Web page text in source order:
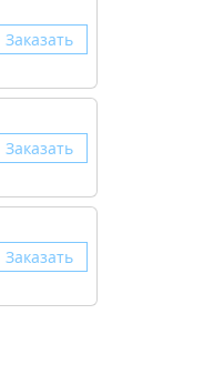
Заказать
Заказать
Заказать